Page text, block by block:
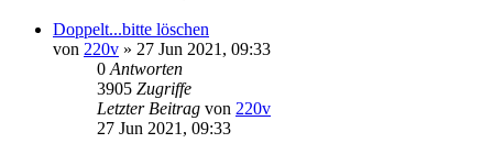
Doppelt...bitte löschen
von 220v » 27 Jun 2021, 09:33
0 Antworten
3905 Zugriffe
Letzter Beitrag von 220v
27 Jun 2021, 09:33